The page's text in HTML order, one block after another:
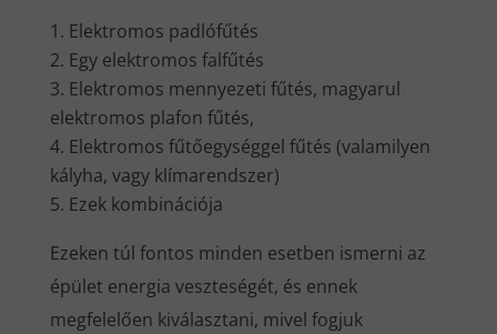
Elektromos padlófűtés
Egy elektromos falfűtés
Elektromos mennyezeti fűtés, magyarul
elektromos plafon fűtés,
Elektromos fűtőegységgel fűtés (valamilyen
kályha, vagy klímarendszer)
Ezek kombinációja
Ezeken túl fontos minden esetben ismerni az
épület energia veszteségét, és ennek
megfelelően kiválasztani, mivel fogjuk